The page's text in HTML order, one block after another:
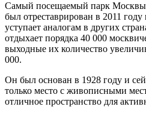
Самый посещаемый парк
был отреставрирован в 2011
уступает аналогам в других
отдыхает порядка 40 000
выходные их количество
000.
Он был основан в 1928 году и
только место с живописными
отличное пространство для